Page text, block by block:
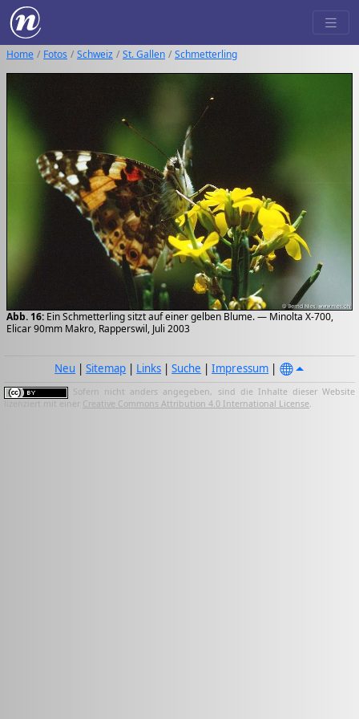
Home Fotos Schweiz St. Gallen Schmetterling
Abb. 16: Ein Schmetterling sitzt auf einer gelben Blume. — Minolta X-700,
Elicar 90mm Makro, Rapperswil, Juli 2003
Neu |Sitemap | Links |Suche |Impressum |
Sofern nicht anders angegeben, sind die Inhalte dieser Website
lizenziert mit einer Creative Commons Attribution 4.0 International License.